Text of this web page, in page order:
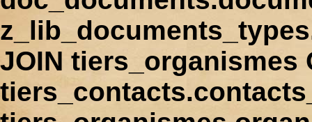
JOIN tiers_organismes